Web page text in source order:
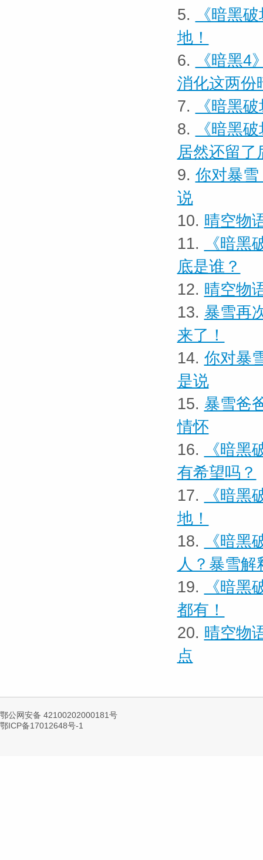
5.
《暗黑
地！
6.
《暗黑
消化这两份
7.
《暗黑
8.
《暗黑
居然还留了
9. 你对暴
说
10. 晴空物
11.
《暗
底是谁？
12. 晴空物
13. 暴雪再
来了！
14. 你对暴
是说
15. 暴雪爸
情怀
16.
《暗
有希望吗？
17.
《暗
地！
18.
《暗
人？暴雪解
19.
《暗
都有！
20. 晴空物
点
鄂公网安备 42100202000181号
鄂ICP备17012648号-1